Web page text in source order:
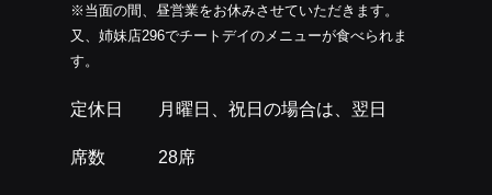
※当面の間、昼営業をお休みさせていただきます。
又、姉妹店296でチートデイのメニューが食べられま
す。
定休日 月曜日、祝日の場合は、翌日
席数 28席